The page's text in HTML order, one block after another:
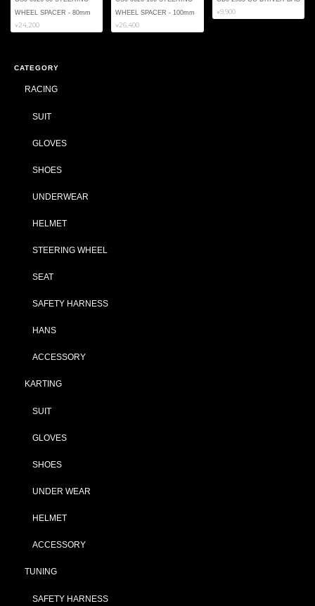
WHEEL SPACER - 80mm
¥24,200
WHEEL SPACER - 100mm
¥26,400
¥9,900
CATEGORY
RACING
SUIT
GLOVES
SHOES
UNDERWEAR
HELMET
STEERING WHEEL
SEAT
SAFETY HARNESS
HANS
ACCESSORY
KARTING
SUIT
GLOVES
SHOES
UNDER WEAR
HELMET
ACCESSORY
TUNING
SAFETY HARNESS